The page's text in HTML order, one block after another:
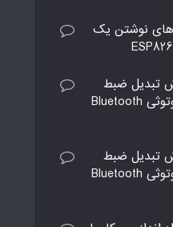
نوشتن یک
تبدیل ضبط
صوت قدیمی به مدل بلوتوثی Bluetooth
تبدیل ضبط
صوت قدیمی به مدل بلوتوثی Bluetooth